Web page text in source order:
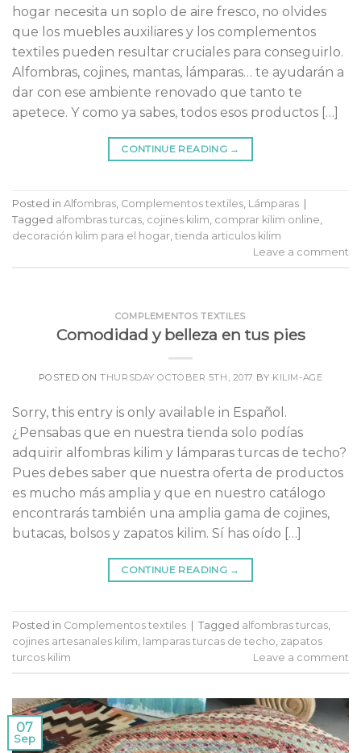
hogar necesita un soplo de aire fresco, no olvides
que los muebles auxiliares y los complementos
textiles pueden resultar cruciales para conseguirlo.
Alfombras, cojines, mantas, lámparas… te ayudarán a
dar con ese ambiente renovado que tanto te
apetece. Y como ya sabes, todos esos productos […]
CONTINUE READING →
Posted in Alfombras, Complementos textiles, Lámparas
Tagged alfombras turcas, cojines kilim, comprar kilim online,
decoración kilim para el hogar, tienda articulos kilim
Leave a comment
COMPLEMENTOS TEXTILES
Comodidad y belleza en tus pies
POSTED ONTHURSDAY OCTOBER 5TH, 2017 BY KILIM-AGE
Sorry, this entry is only available in Español.
¿Pensabas que en nuestra tienda solo podías
adquirir alfombras kilim y lámparas turcas de techo?
Pues debes saber que nuestra oferta de productos
es mucho más amplia y que en nuestro catálogo
encontrarás también una amplia gama de cojines,
butacas, bolsos y zapatos kilim. Sí has oído […]
CONTINUE READING →
Posted in Complementos textiles Tagged alfombras turcas
cojines artesanales kilim
lamparas turcas de techo zapatos
turcos kilim
Leave a comment
07
Sep